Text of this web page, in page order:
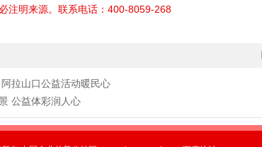
注明来源。联系电话：400-8059-268
拉山口公益活动暖民心
公益体彩润人心